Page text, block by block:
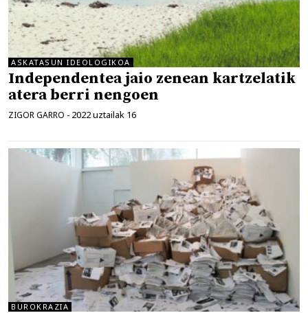
ASKATASUN IDEOLOGIKOA
Independentea jaio zenean kartzelatik
atera berri nengoen
ZIGOR GARRO - 2022 uztailak 16
BUROKRAZIA